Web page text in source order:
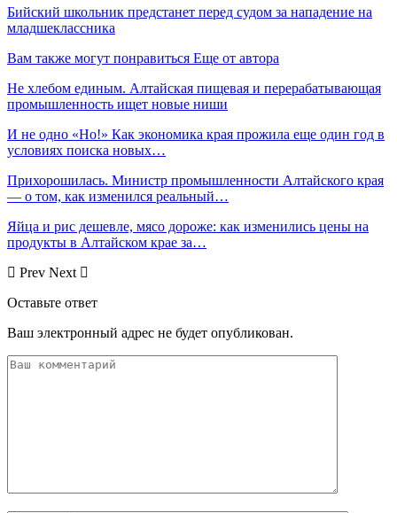
Бийский школьник предстанет перед судом за нападение на
младшеклассника
Вам также могут понравиться Еще от автора
Не хлебом единым. Алтайская пищевая и перерабатывающая
промышленность ищет новые ниши
И не одно «Но!» Как экономика края прожила еще один год в
условиях поиска новых…
Прихорошилась. Министр промышленности Алтайского края
— о том, как изменился реальный…
Яйца и рис дешевле, мясо дороже: как изменились цены на
продукты в Алтайском крае за…
Prev Next
Оставьте ответ
Ваш электронный адрес не будет опубликован.